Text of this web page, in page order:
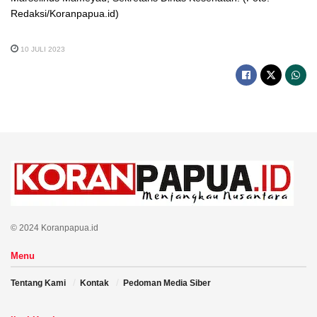
Redaksi/Koranpapua.id)
10 JULI 2023
© 2024 Koranpapua.id
Menu
Tentang Kami Kontak Pedoman Media Siber